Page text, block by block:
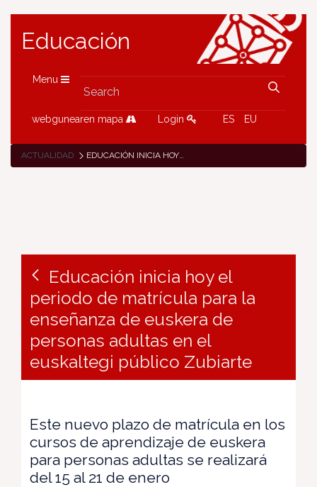
Educación
Menu
webgunearen mapa Login ES EU
ACTUALIDAD EDUCACIÓN INICIA HOY EL PERIODO DE MATRÍCULA PARA LA ENSEÑANZA DE EUSKERA DE PERSONAS ADULTAS EN EL EUSKALTEGI PÚBLICO ZUBIARTE
Educación inicia hoy el
periodo de matrícula para la
enseñanza de euskera de
personas adultas en el
euskaltegi público Zubiarte
Este nuevo plazo de matrícula en los
cursos de aprendizaje de euskera
para personas adultas se realizará
del 15 al 21 de enero